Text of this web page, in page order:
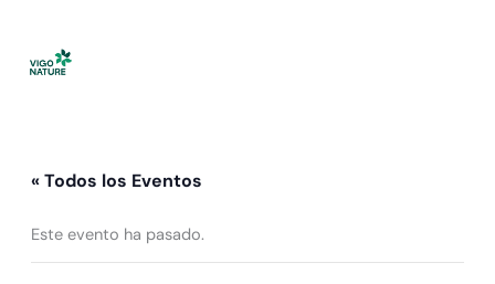
contenido
« Todos los Eventos
Este evento ha pasado.